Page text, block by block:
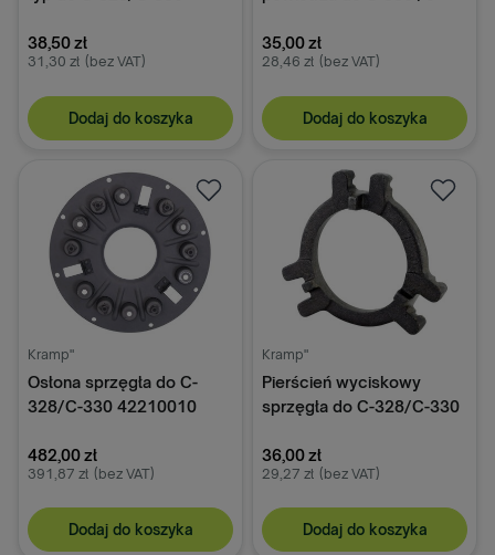
38,50 zł
31,30 zł (bez VAT)
Dodaj do koszyka
35,00 zł
28,46 zł (bez VAT)
Dodaj do koszyka
Kramp"
Osłona sprzęgła do C-
328/C-330 42210010
482,00 zł
391,87 zł (bez VAT)
Dodaj do koszyka
Kramp"
Pierścień wyciskowy
sprzęgła do C-328/C-330
36,00 zł
29,27 zł (bez VAT)
Dodaj do koszyka